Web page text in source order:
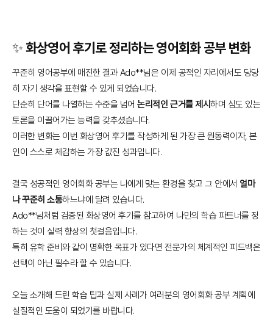
✨ 화상영어 후기로 정리하는 영어회화 공부 변화
꾸준히 영어공부에 매진한 결과 Ado**님은 이제 공적인 자리에서도 당당
히 자기 생각을 표현할 수 있게 되었습니다.
단순히 단어를 나열하는 수준을 넘어논리적인 근거를 제시하며 심도 있는
토론을 이끌어가는 능력을 갖추셨습니다.
이러한 변화는 이번 화상영어 후기를 작성하게 된 가장 큰 원동력이자, 본
인이 스스로 체감하는 가장 값진 성과입니다.
결국 성공적인 영어회화 공부는 나에게 맞는 환경을 찾고 그 안에서 얼마
나 꾸준히 소통하느냐에 달려 있습니다.
Ado**님처럼 검증된 화상영어 후기를 참고하여 나만의 학습 파트너를 정
하는 것이 실력 향상의 첫걸음입니다.
특히 유학 준비와 같이 명확한 목표가 있다면 전문가의 체계적인 피드백은
선택이 아닌 필수라 할 수 있습니다.
오늘 소개해 드린 학습 팁과 실제 사례가 여러분의 영어회화 공부 계획에
실질적인 도움이 되었기를 바랍니다.